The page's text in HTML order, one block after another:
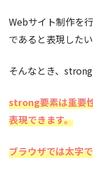
Webサイト制作を
であると表現した
そんなとき、strong
strong要素は重要
表現できます。
ブラウザでは太字